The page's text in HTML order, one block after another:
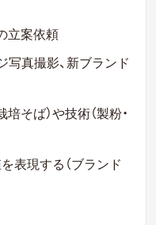
立案依頼
写真撮影、新ブランド
そば）や技術（製粉・
表現する（ブランド